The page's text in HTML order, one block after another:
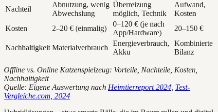
Nachteil
Abnutzung, wenig
Abwechslung
Überreizung
möglich, Technik
Aufwand,
Kosten
Kosten
2–20 € (einmalig)
0–120 € (je nach
App/Hardware)
20–150 €
Nachhaltigkeit Materialverbrauch
Energieverbrauch,
Akku
Kombinierte
Bilanz
Offline vs. Online Katzenspielzeug: Vorteile, Nachteile, Kosten,
Nachhaltigkeit
Quelle: Eigene Auswertung nach Heimtierreport 2024 Test-
Vergleiche.com, 2024